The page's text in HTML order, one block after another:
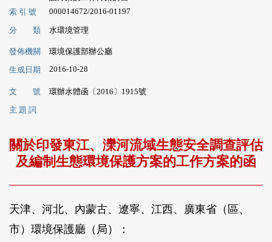
索 引 號
000014672/2016-01197
分 類 水環境管理
發佈機關
環境保護部辦公廳
生成日期
2016-10-28
文 號
環辦水體函〔2016〕1915號
主 題 詞
關於印發東江、灤河流域生態安全調查評估
及編制生態環境保護方案的工作方案的函
天津、河北、內蒙古、遼寧、江西、廣東省（區、
市）環境保護廳（局）：